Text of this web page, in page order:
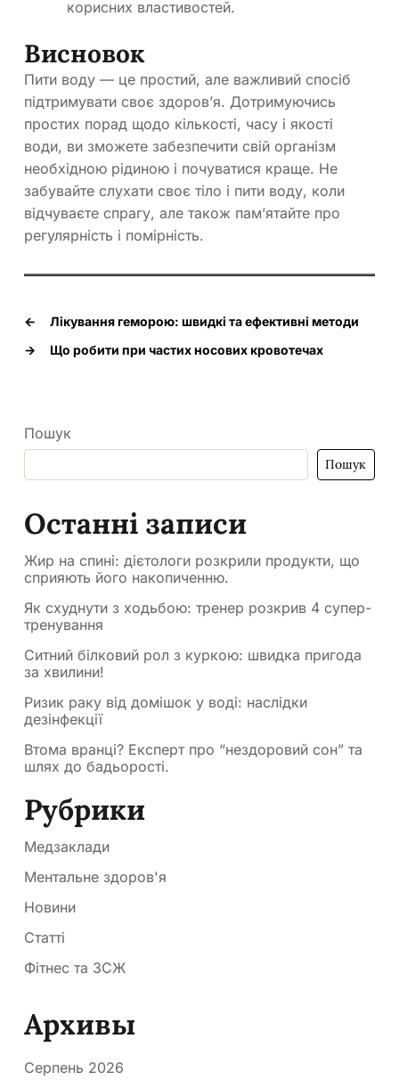
корисних властивостей.
Висновок
Пити воду — це простий, але важливий спосіб
підтримувати своє здоров’я. Дотримуючись
простих порад щодо кількості, часу і якості
води, ви зможете забезпечити свій організм
необхідною рідиною і почуватися краще. Не
забувайте слухати своє тіло і пити воду, коли
відчуваєте спрагу, але також пам’ятайте про
регулярність і помірність.
←
Лікування геморою: швидкі та ефективні методи
→
Що робити при частих носових кровотечах
Пошук
Пошук
Останні записи
Жир на спині: дієтологи розкрили продукти, що
сприяють його накопиченню.
Як схуднути з ходьбою: тренер розкрив 4 супер-
тренування
Ситний білковий рол з куркою: швидка пригода
за хвилини!
Ризик раку від домішок у воді: наслідки
дезінфекції
Втома вранці? Експерт про “нездоровий сон” та
шлях до бадьорості.
Рубрики
Медзаклади
Ментальне здоров'я
Новини
Статті
Фітнес та ЗСЖ
Архивы
Серпень 2026